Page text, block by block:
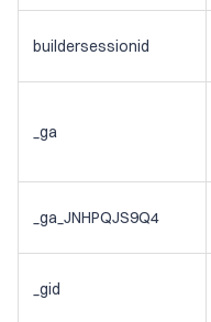
buildersessionid
_ga
_ga_JNHPQJS9Q4
_gid